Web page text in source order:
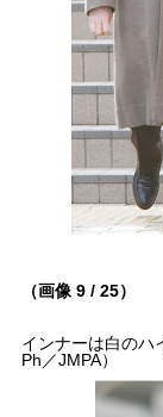
（画像 9 / 25）
インナーは白のハ
Ph／JMPA）